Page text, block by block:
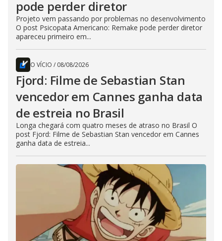
pode perder diretor
Projeto vem passando por problemas no desenvolvimento
O post Psicopata Americano: Remake pode perder diretor
apareceu primeiro em...
O VÍCIO / 08/08/2026
Fjord: Filme de Sebastian Stan
vencedor em Cannes ganha data
de estreia no Brasil
Longa chegará com quatro meses de atraso no Brasil O
post Fjord: Filme de Sebastian Stan vencedor em Cannes
ganha data de estreia...